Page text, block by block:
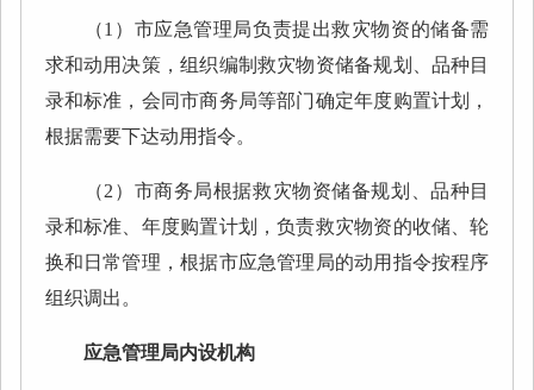
（1）市应急管理局负责提出救灾物资的储备需
求和动用决策，组织编制救灾物资储备规划、品种目
录和标准，会同市商务局等部门确定年度购置计划，
根据需要下达动用指令。
（2）市商务局根据救灾物资储备规划、品种目
录和标准、年度购置计划，负责救灾物资的收储、轮
换和日常管理，根据市应急管理局的动用指令按程序
组织调出。
应急管理局内设机构